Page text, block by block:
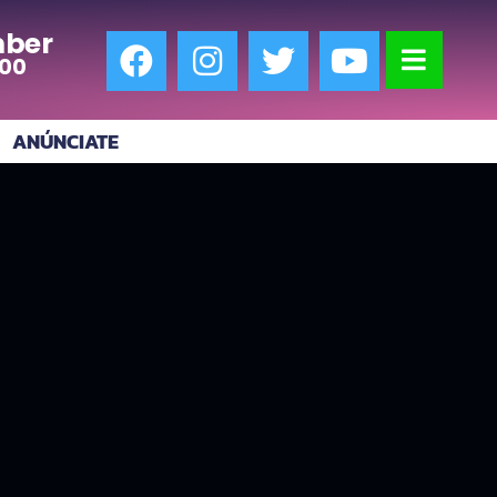
ANÚNCIATE